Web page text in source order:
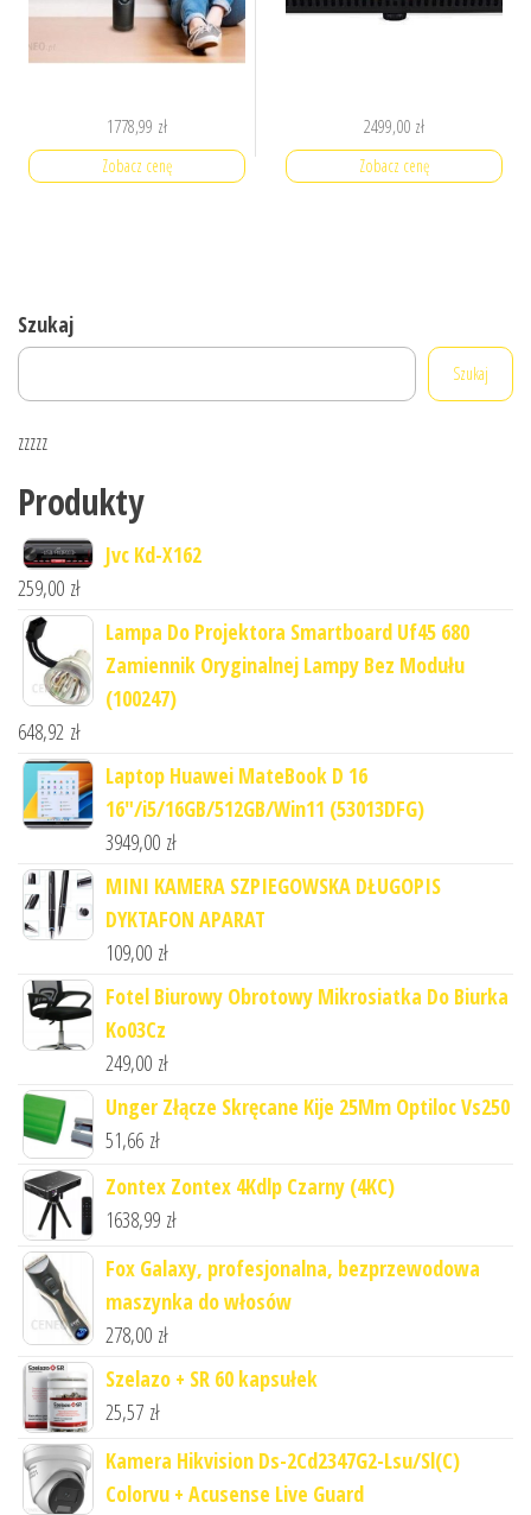
1778,99 zł
Zobacz cenę
2499,00 zł
Zobacz cenę
Szukaj
Szukaj
zzzzz
Produkty
Jvc Kd-X162
259,00 zł
Lampa Do Projektora Smartboard Uf45 680
Zamiennik Oryginalnej Lampy Bez Modułu
(100247)
648,92 zł
Laptop Huawei MateBook D 16
16"/i5/16GB/512GB/Win11 (53013DFG)
3949,00 zł
MINI KAMERA SZPIEGOWSKA DŁUGOPIS
DYKTAFON APARAT
109,00 zł
Fotel Biurowy Obrotowy Mikrosiatka Do Biurka
Ko03Cz
249,00 zł
Unger Złącze Skręcane Kije 25Mm Optiloc Vs250
51,66 zł
Zontex Zontex 4Kdlp Czarny (4KC)
1638,99 zł
Fox Galaxy, profesjonalna, bezprzewodowa
maszynka do włosów
278,00 zł
Szelazo + SR 60 kapsułek
25,57 zł
Kamera Hikvision Ds-2Cd2347G2-Lsu/Sl(C)
Colorvu + Acusense Live Guard